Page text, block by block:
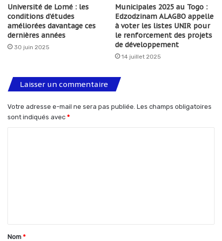
Université de Lomé : les
conditions d’études
améliorées davantage ces
dernières années
30 juin 2025
Municipales 2025 au Togo :
Edzodzinam ALAGBO appelle
à voter les listes UNIR pour
le renforcement des projets
de développement
14 juillet 2025
Laisser un commentaire
Votre adresse e-mail ne sera pas publiée. Les champs obligatoires
sont indiqués avec *
t
a
Nom *